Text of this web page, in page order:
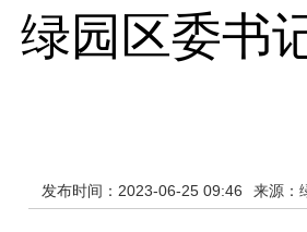
绿园区委书
发布时间：2023-06-25 09:46 来源：